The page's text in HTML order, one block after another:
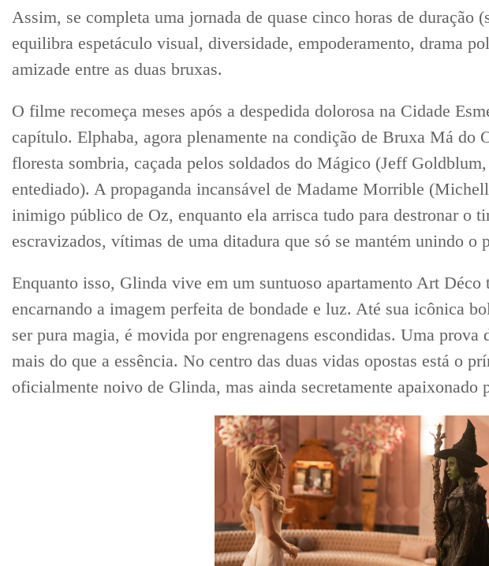
Assim, se completa uma jornada de quase cinco horas de duração
equilibra espetáculo visual, diversidade, empoderamento, drama
amizade entre as duas bruxas.
O filme recomeça meses após a despedida dolorosa na Cidade
capítulo. Elphaba, agora plenamente na condição de Bruxa Má do
floresta sombria, caçada pelos soldados do Mágico (Jeff
entediado). A propaganda incansável de Madame Morrible
inimigo público de Oz, enquanto ela arrisca tudo para destronar o
escravizados, vítimas de uma ditadura que só se mantém unindo o
Enquanto isso, Glinda vive em um suntuoso apartamento Art Déco
encarnando a imagem perfeita de bondade e luz. Até sua icônica
ser pura magia, é movida por engrenagens escondidas. Uma prova
mais do que a essência. No centro das duas vidas opostas está o
oficialmente noivo de Glinda, mas ainda secretamente apaixonado